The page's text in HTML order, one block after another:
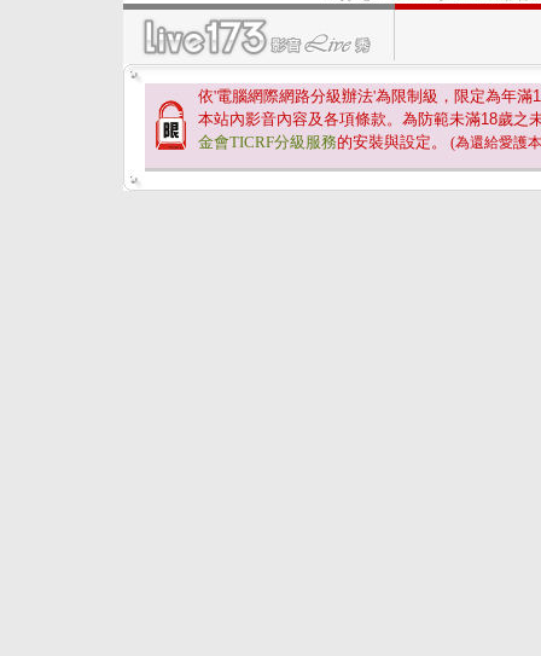
依'電腦網際網路分級辦法'為限制級，限定為年滿
本站內影音內容及各項條款。為防範未滿18歲之
金會TICRF分級服務的安裝與設定。 (為還給愛護